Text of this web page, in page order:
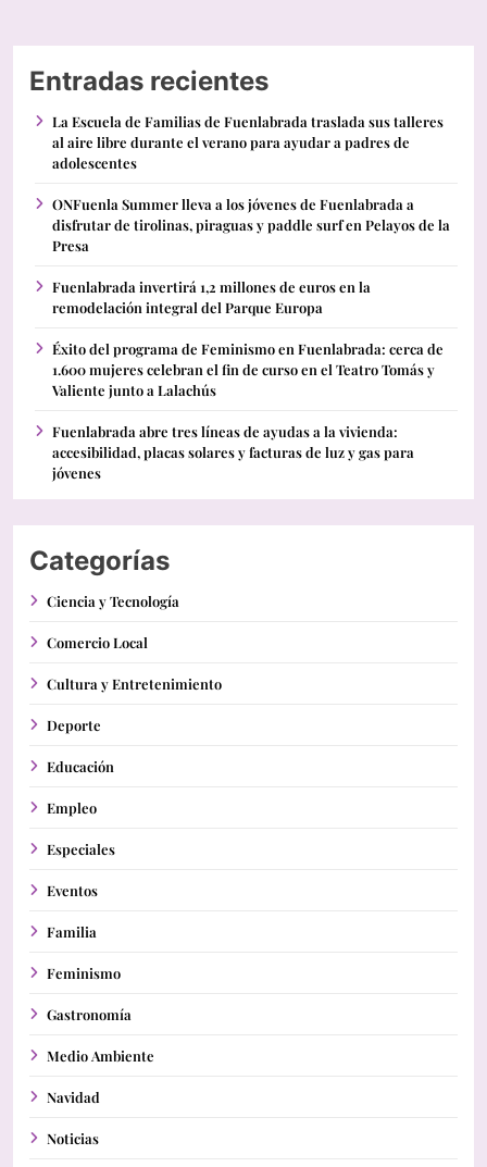
Entradas recientes
La Escuela de Familias de Fuenlabrada traslada sus talleres
al aire libre durante el verano para ayudar a padres de
adolescentes
ONFuenla Summer lleva a los jóvenes de Fuenlabrada a
disfrutar de tirolinas, piraguas y paddle surf en Pelayos de la
Presa
Fuenlabrada invertirá 1,2 millones de euros en la
remodelación integral del Parque Europa
Éxito del programa de Feminismo en Fuenlabrada: cerca de
1.600 mujeres celebran el fin de curso en el Teatro Tomás y
Valiente junto a Lalachús
Fuenlabrada abre tres líneas de ayudas a la vivienda:
accesibilidad, placas solares y facturas de luz y gas para
jóvenes
Categorías
Ciencia y Tecnología
Comercio Local
Cultura y Entretenimiento
Deporte
Educación
Empleo
Especiales
Eventos
Familia
Feminismo
Gastronomía
Medio Ambiente
Navidad
Noticias